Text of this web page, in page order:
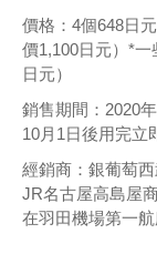
價格：4個648日
價1,100日元）*
日元）
銷售期間：2020
10月1日後用完立
經銷商：銀葡萄
JR名古屋高島屋
在羽田機場第一